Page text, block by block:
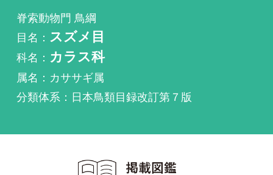
属名：カササギ属
分類体系：日本鳥類目録改訂第７版
類ほか51冊の生物図鑑を使